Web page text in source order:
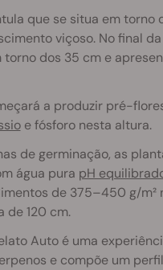
que se situa em
viçoso. No final da
dos 35 cm e
a produzir pré-
e fósforo nesta altura.
de germinação, as
água pura pH
de 375–450 g/
de 120 cm.
Auto é uma
e compõe um